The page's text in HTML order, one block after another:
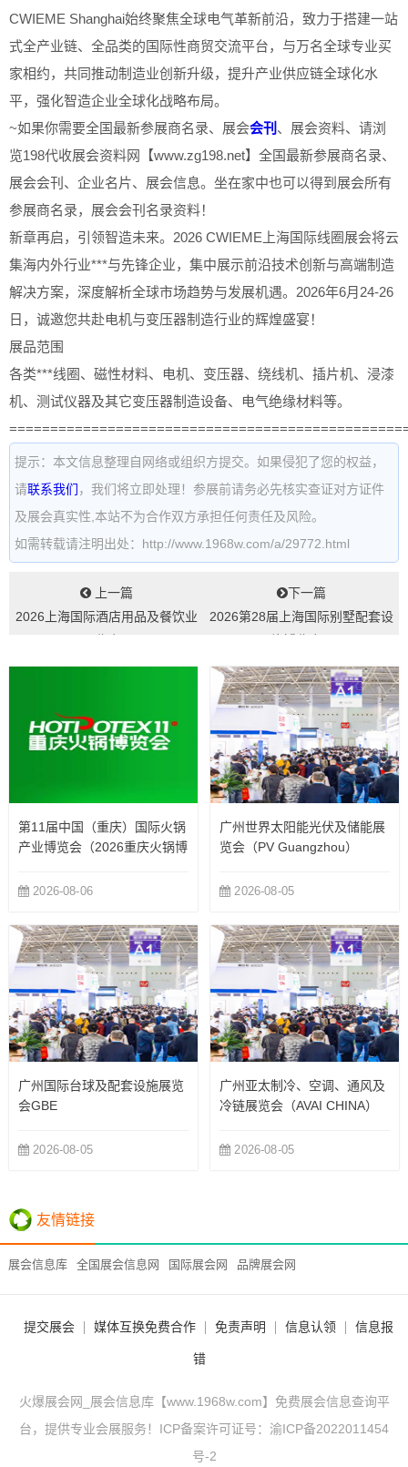
CWIEME Shanghai始终聚焦全球电气革新前沿，致力于搭建一站
式全产业链、全品类的国际性商贸交流平台，与万名全球专业买
家相约，共同推动制造业创新升级，提升产业供应链全球化水
平，强化智造企业全球化战略布局。
~如果你需要全国最新参展商名录、展会会刊 、展会资料、请浏
览198代收展会资料网【www.zg198.net】全国最新参展商名录、
展会会刊、企业名片、展会信息。坐在家中也可以得到展会所有
参展商名录，展会会刊名录资料！
新章再启，引领智造未来。2026 CWIEME上海国际线圈展会将云
集海内外行业***与先锋企业，集中展示前沿技术创新与高端制造
解决方案，深度解析全球市场趋势与发展机遇。2026年6月24-26
日，诚邀您共赴电机与变压器制造行业的辉煌盛宴！
展品范围
各类***线圈、磁性材料、电机、变压器、绕线机、插片机、浸漆
机、测试仪器及其它变压器制造设备、电气绝缘材料等。
提示：本文信息整理自网络或组织方提交。如果侵犯了您的权益，
请联系我们 ，我们将立即处理！参展前请务必先核实查证对方证件
及展会真实性,本站不为合作双方承担任何责任及风险。
如需转载请注明出处：http://www.1968w.com/a/29772.html
上一篇
2026上海国际酒店用品及餐饮业
下一篇
2026第28届上海国际别墅配套设
第11届中国（重庆）国际火锅
产业博览会（2026重庆火锅博
2026-08-06
广州世界太阳能光伏及储能展
览会（PV Guangzhou）
2026-08-05
广州国际台球及配套设施展览
会GBE
2026-08-05
广州亚太制冷、空调、通风及
冷链展览会（AVAI CHINA）
2026-08-05
友情链接
展会信息库 全国展会信息网 国际展会网 品牌展会网
提交展会 媒体互换免费合作 免责声明 信息认领 信息报
错
火爆展会网_展会信息库【www.1968w.com】免费展会信息查询平
台，提供专业会展服务！ICP备案许可证号： 渝ICP备2022011454
号-2